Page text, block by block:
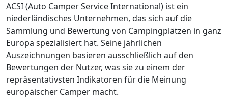
ACSI (Auto Camper Service International) ist ein
niederländisches Unternehmen, das sich auf die
Sammlung und Bewertung von Campingplätzen in ganz
Europa spezialisiert hat. Seine jährlichen
Auszeichnungen basieren ausschließlich auf den
Bewertungen der Nutzer, was sie zu einem der
repräsentativsten Indikatoren für die Meinung
europäischer Camper macht.